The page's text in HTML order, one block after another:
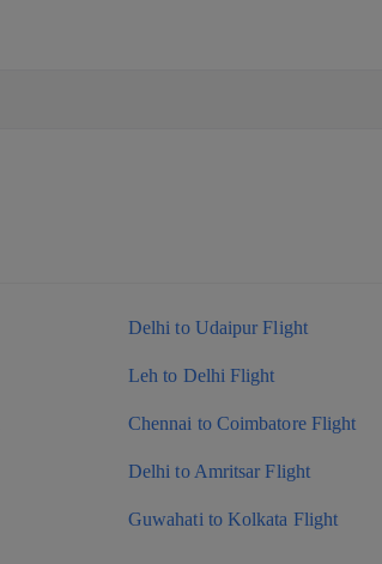
Delhi to Udaipur Flight
Leh to Delhi Flight
Chennai to Coimbatore Flight
Delhi to Amritsar Flight
Guwahati to Kolkata Flight